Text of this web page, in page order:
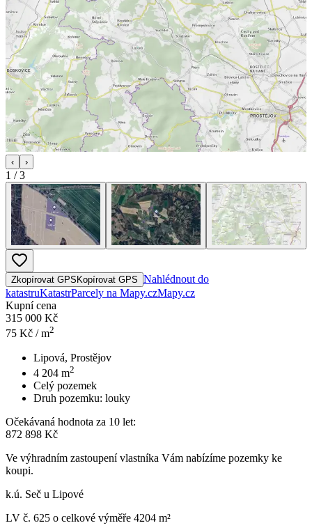
‹ ›
1 /3
Zkopírovat GPS Kopírovat GPS Nahlédnout do
katastruKatastrParcely na Mapy.czMapy.cz
Kupní cena
315 000 Kč
75 Kč / m2
Lipová, Prostějov
4 204 m2
Celý pozemek
Druh pozemku: louky
Očekávaná hodnota za 10 let:
872 898 Kč
Ve výhradním zastoupení vlastníka Vám nabízíme pozemky ke
koupi.
k.ú. Seč u Lipové
LV č. 625 o celkové výměře 4204 m²